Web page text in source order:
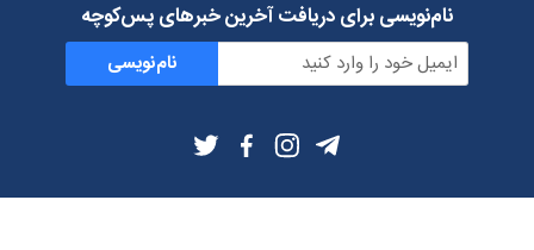
نام‌نویسی برای دریافت آخرین خبرهای پس‌کوچه
نام‌نویسی